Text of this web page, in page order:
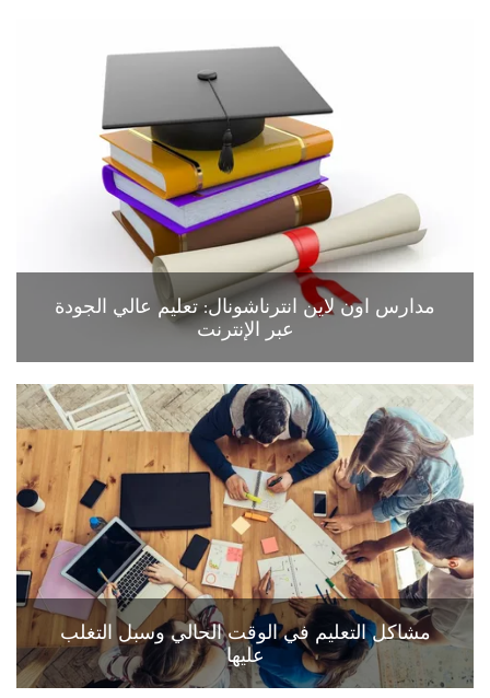
مدارس اون لاين انترناشونال: تعليم عالي الجودة
عبر الإنترنت
مشاكل التعليم في الوقت الحالي وسبل التغلب
عليها